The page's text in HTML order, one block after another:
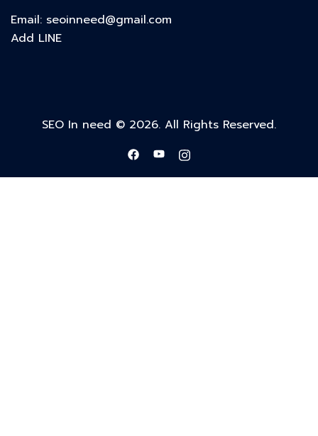
Email: seoinneed@gmail.com
Add LINE
SEO In need © 2026. All Rights Reserved.